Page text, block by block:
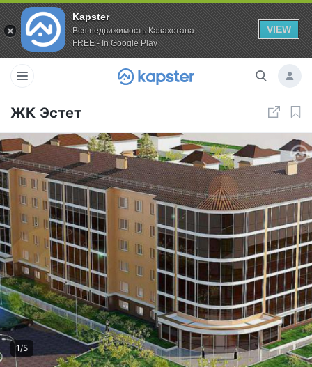
Kapster
Вся недвижимость Казахстана
FREE - In Google Play
VIEW
ЖК Эстет
1/5